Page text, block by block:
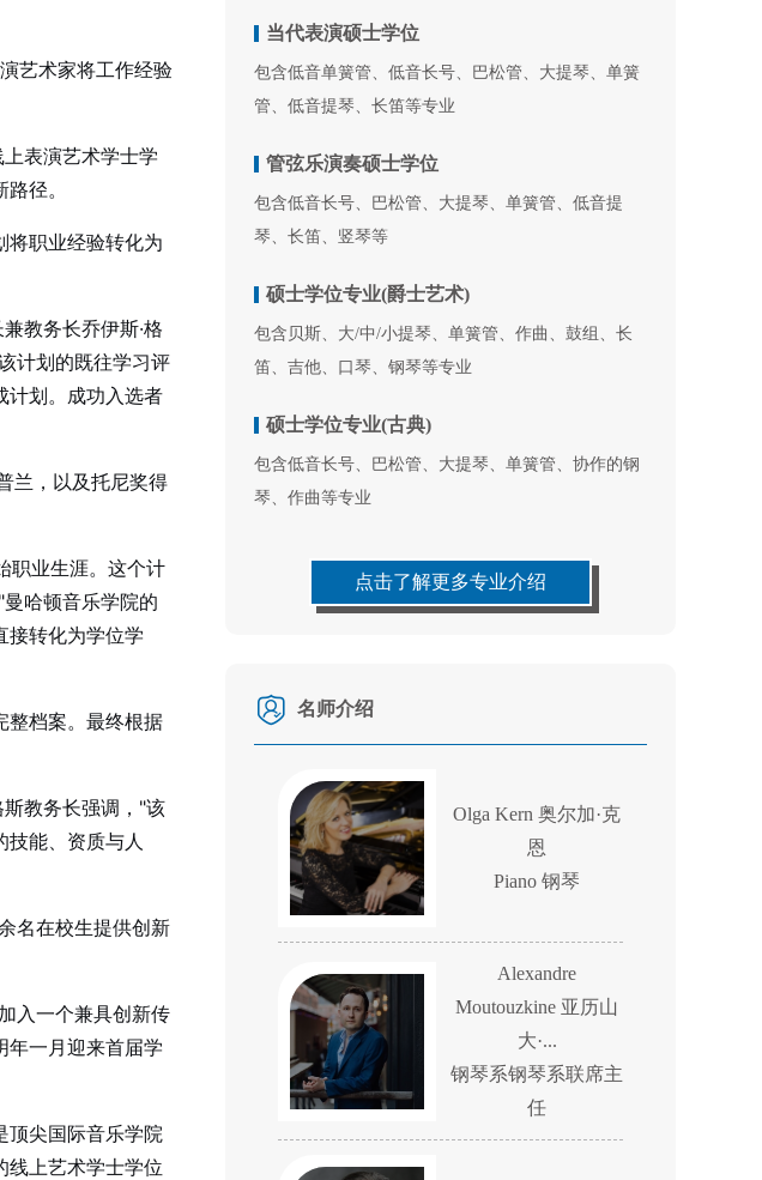
艺术家将工作经验
表演艺术学士学
径。
将职业经验转化为
教务长乔伊斯·格
计划的既往学习评
计划。成功入选者
兰，以及托尼奖得
职业生涯。这个计
哈顿音乐学院的
接转化为学位学
整档案。最终根据
教务长强调，"该
能、资质与人
名在校生提供创新
入一个兼具创新传
年一月迎来首届学
尖国际音乐学院
线上艺术学士学位
当代表演硕士学位
包含低音单簧管、低音长号、巴松管、大提琴、单簧
管、低音提琴、长笛等专业
管弦乐演奏硕士学位
包含低音长号、巴松管、大提琴、单簧管、低音提
琴、长笛、竖琴等
硕士学位专业(爵士艺术)
包含贝斯、大/中/小提琴、单簧管、作曲、鼓组、长
笛、吉他、口琴、钢琴等专业
硕士学位专业(古典)
包含低音长号、巴松管、大提琴、单簧管、协作的钢
琴、作曲等专业
点击了解更多专业介绍
名师介绍
Olga Kern 奥尔加·克
恩
Piano 钢琴
Alexandre
Moutouzkine 亚历山
大·...
钢琴系钢琴系联席主
任